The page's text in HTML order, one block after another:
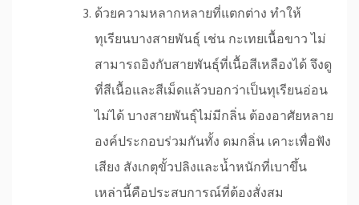
ด้วยความหลากหลายที่แตกต่าง ทำให้
ทุเรียนบางสายพันธุ์ เช่น กะเทยเนื้อขาว ไม่
สามารถอิงกับสายพันธุ์ที่เนื้อสีเหลืองได้ จึงดู
ที่สีเนื้อและสีเม็ดแล้วบอกว่าเป็นทุเรียนอ่อน
ไม่ได้ บางสายพันธุ์ไม่มีกลิ่น ต้องอาศัยหลาย
องค์ประกอบร่วมกันทั้ง ดมกลิ่น เคาะเพื่อฟัง
เสียง สังเกตุขั้วปลิงและน้ำหนักที่เบาขึ้น
เหล่านี้คือประสบการณ์ที่ต้องสั่งสม